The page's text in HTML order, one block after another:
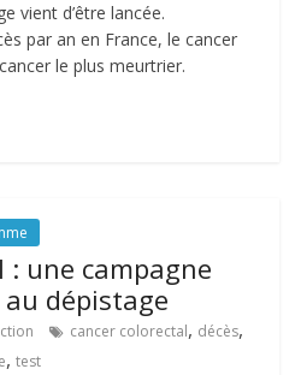
vient d’être lancée.
par an en France, le cancer
le plus meurtrier.
: une campagne
dépistage
cancer colorectal, décès,
,test